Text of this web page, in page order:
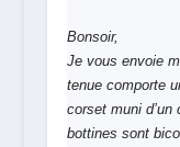
Bonsoir,
Je vous envoie
tenue comporte
corset muni d’un
bottines sont